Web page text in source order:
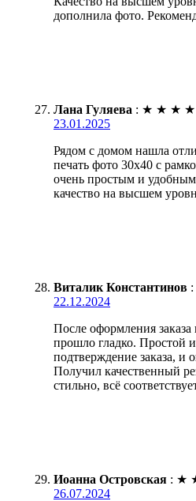
дополнила фото.
Лана Гуляева : ★ ★ ★ ★
23.01.2025
Рядом с домом нашла
печать фото 30х40 с
очень простым и
качество на высшем
Виталик Константинов :
22.12.2024
После оформления заказа
прошло гладко. Простой
подтверждение заказа, и
Получил качественный
стильно, всё
Иоанна Островская : ★
26.07.2024